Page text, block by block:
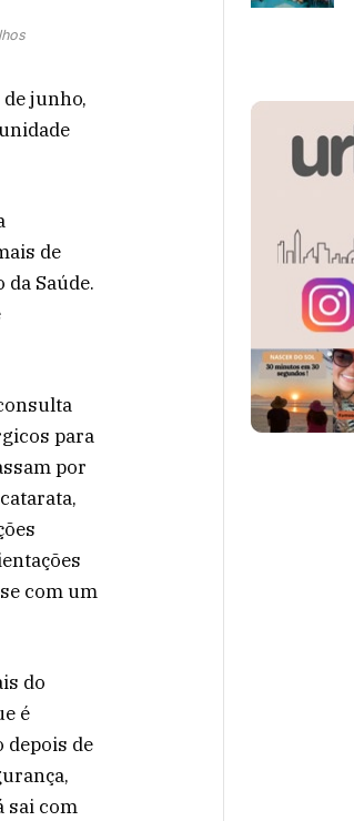
junho,
de
Saúde.
para
por
com um
do
é
depois de
sai com